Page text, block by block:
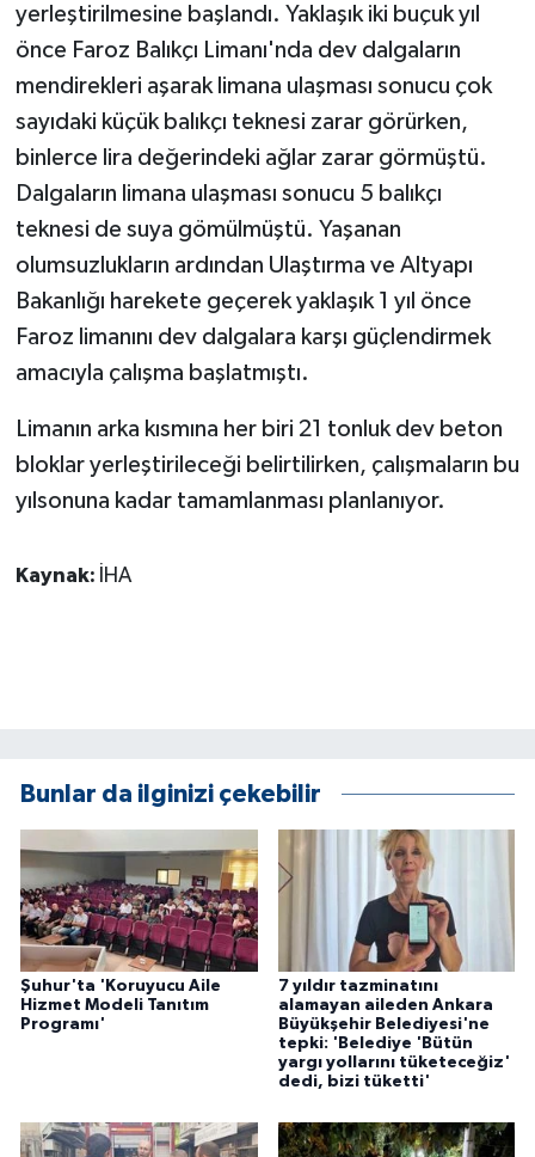
yerleştirilmesine başlandı. Yaklaşık iki buçuk yıl
önce Faroz Balıkçı Limanı'nda dev dalgaların
mendirekleri aşarak limana ulaşması sonucu çok
sayıdaki küçük balıkçı teknesi zarar görürken,
binlerce lira değerindeki ağlar zarar görmüştü.
Dalgaların limana ulaşması sonucu 5 balıkçı
teknesi de suya gömülmüştü. Yaşanan
olumsuzlukların ardından Ulaştırma ve Altyapı
Bakanlığı harekete geçerek yaklaşık 1 yıl önce
Faroz limanını dev dalgalara karşı güçlendirmek
amacıyla çalışma başlatmıştı.
Limanın arka kısmına her biri 21 tonluk dev beton
bloklar yerleştirileceği belirtilirken, çalışmaların bu
yılsonuna kadar tamamlanması planlanıyor.
Kaynak: İHA
Bunlar da ilginizi çekebilir
Şuhur'ta 'Koruyucu Aile
Hizmet Modeli Tanıtım
Programı'
7 yıldır tazminatını
alamayan aileden Ankara
Büyükşehir Belediyesi'ne
tepki: 'Belediye 'Bütün
yargı yollarını tüketeceğiz'
dedi, bizi tüketti'
Jandarma
Kadın
KÜLTÜR SANAT
MAGAZİN
POLİTİKA
SİYASET
TEKNOLOJİ
YEREL
Yerel Haberler